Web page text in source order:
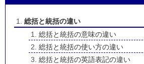
総括と統括の違い
総括と統括の意味の違い
総括と統括の使い方の違い
総括と統括の英語表記の違い